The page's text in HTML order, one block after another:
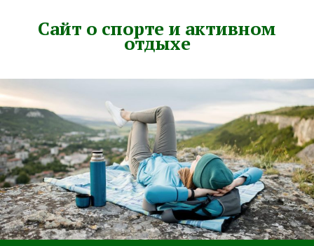
Сайт о спорте и активном
отдыхе